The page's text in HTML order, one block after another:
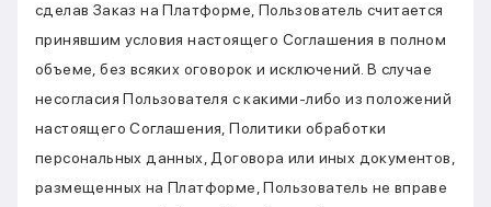
сделав Заказ на Платформе, Пользователь считается
принявшим условия настоящего Соглашения в полном
объеме, без всяких оговорок и исключений. В случае
несогласия Пользователя с какими-либо из положений
настоящего Соглашения, Политики обработки
персональных данных, Договора или иных документов,
размещенных на Платформе, Пользователь не вправе